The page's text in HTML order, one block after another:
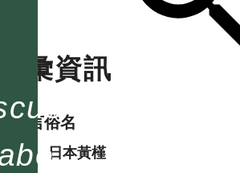
名彙資訊
語言俗名
中 日本黃槿